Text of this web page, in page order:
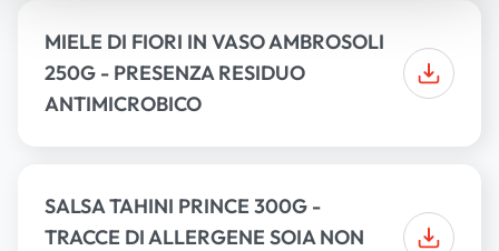
MIELE DI FIORI IN VASO AMBROSOLI
250G - PRESENZA RESIDUO
ANTIMICROBICO
SALSA TAHINI PRINCE 300G -
TRACCE DI ALLERGENE SOIA NON